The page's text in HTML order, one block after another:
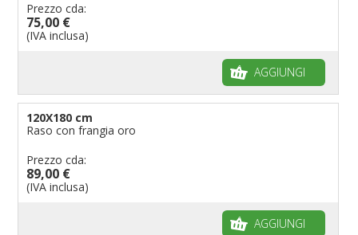
Prezzo cda:
75,00 €
(IVA inclusa)
AGGIUNGI
120X180 cm
Raso con frangia oro
Prezzo cda:
89,00 €
(IVA inclusa)
AGGIUNGI